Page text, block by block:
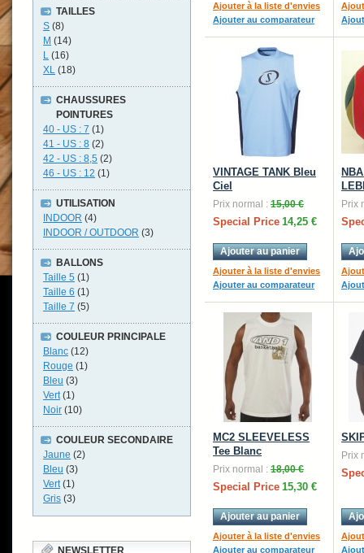
Ajouter à la liste d'envies
Ajouter au comparateur
VINTAGE TANK Bleu
Ciel
Prix normal : 15,00 €
Special Price 14,25 €
Ajouter au panier
Ajouter à la liste d'envies
Ajouter au comparateur
Prix
MC2 SLEEVELESS
Tee Blanc
Prix normal : 18,00 €
Special Price 15,30 €
Ajouter au panier
Ajouter à la liste d'envies
Ajouter au comparateur
Prix
TAILLES
S (8)
M (14)
L (16)
XL (18)
CHAUSSURES
POINTURES
40 - US : 7 (1)
41 - US : 8 (2)
42 - US : 8,5 (2)
46 - US : 12 (1)
UTILISATION
INDOOR (4)
INDOOR / OUTDOOR (3)
BALLONS
Taille 5 (1)
Taille 6 (1)
Taille 7 (5)
COULEUR PRINCIPALE
Blanc (12)
Rouge (1)
Bleu (3)
Vert(1)
Noir (10)
COULEUR SECONDAIRE
Jaune (2)
Bleu (3)
Vert(1)
Gris (3)
NEWSLETTER